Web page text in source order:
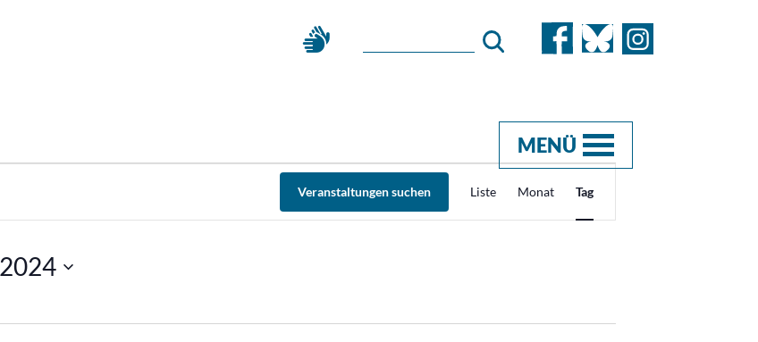
MENÜ
Veranstaltungen suchen
Veranstaltung
Ansichten-
Navigation
Liste Monat Tag